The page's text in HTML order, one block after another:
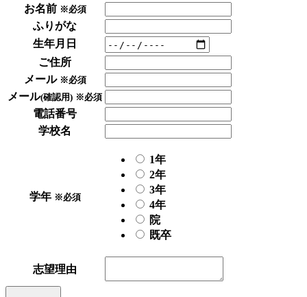
お名前 ※必須
ふりがな
生年月日
ご住所
メール ※必須
メール(確認用) ※必須
電話番号
学校名
学年 ※必須
1年
2年
3年
4年
院
既卒
志望理由